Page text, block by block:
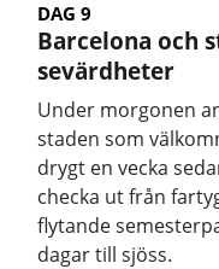
DAG 9
Barcelona och
sevärdheter
Under morgonen
staden som
drygt en vecka
checka ut från
flytande
dagar till sjöss.